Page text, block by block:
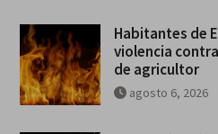
Habitantes de
violencia
de agricultor
agosto 6, 2026